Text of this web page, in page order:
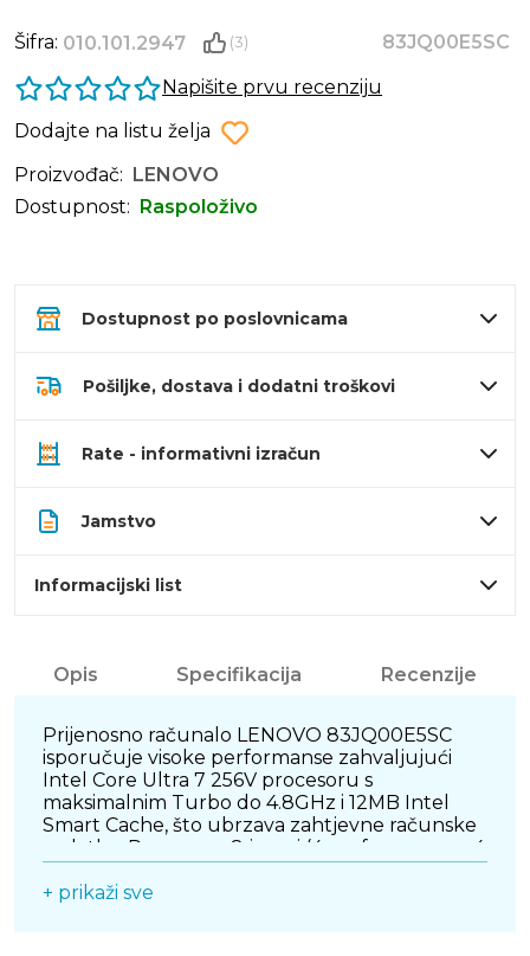
Šifra: 010.101.2947 (3)
83JQ00E5SC
Napišite prvu recenziju
Dodajte na listu želja
Proizvođač:
LENOVO
Dostupnost:
Raspoloživo
Dostupnost po poslovnicama
Pošiljke, dostava i dodatni troškovi
Rate - informativni izračun
Jamstvo
Informacijski list
Opis Specifikacija Recenzije
Prijenosno računalo LENOVO 83JQ00E5SC
isporučuje visoke performanse zahvaljujući
Intel Core Ultra 7 256V procesoru s
maksimalnim Turbo do 4.8GHz i 12MB Intel
Smart Cache, što ubrzava zahtjevne računske
zadatke. Procesor s 8 jezgri (4 performance + 4
između snage i energetske učinkovitosti pri
+ prikaži sve